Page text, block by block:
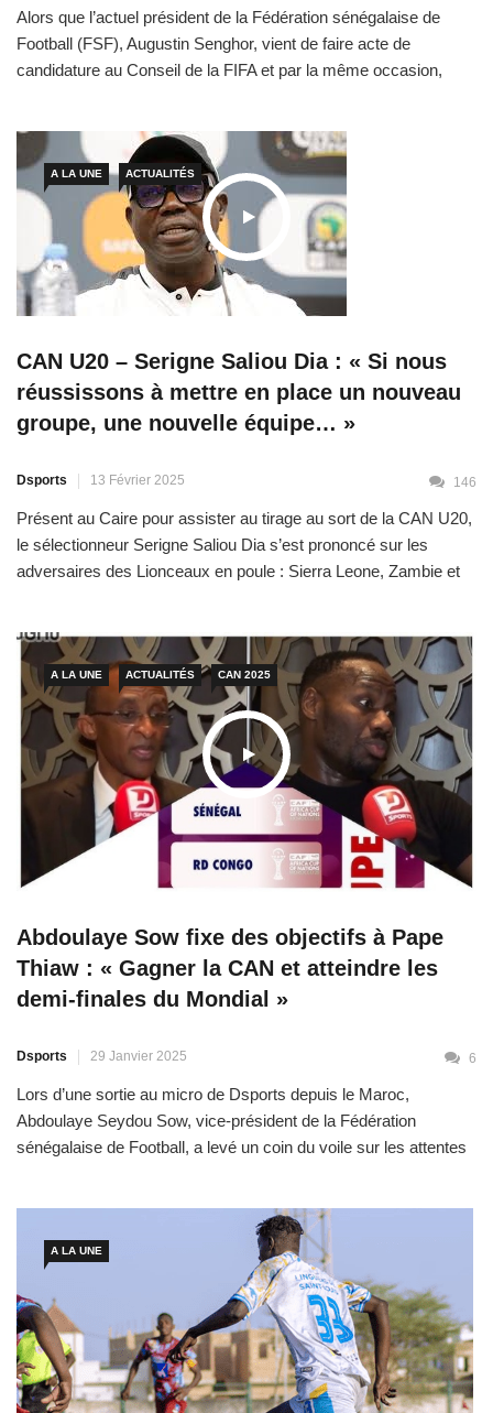
Alors que l’actuel président de la Fédération sénégalaise de
Football (FSF), Augustin Senghor, vient de faire acte de
candidature au Conseil de la FIFA et par la même occasion,
présidence. Il n’est pas […]
A LA UNE ACTUALITÉS
CAN U20 – Serigne Saliou Dia : « Si nous
réussissons à mettre en place un nouveau
groupe, une nouvelle équipe… »
Dsports 13 Février 2025 146
Présent au Caire pour assister au tirage au sort de la CAN U20,
le sélectionneur Serigne Saliou Dia s’est prononcé sur les
adversaires des Lionceaux en poule : Sierra Leone, Zambie et
autres, car je ne […]
A LA UNE ACTUALITÉS CAN 2025
Abdoulaye Sow fixe des objectifs à Pape
Thiaw : « Gagner la CAN et atteindre les
demi-finales du Mondial »
Dsports 29 Janvier 2025 6
Lors d’une sortie au micro de Dsports depuis le Maroc,
Abdoulaye Seydou Sow, vice-président de la Fédération
sénégalaise de Football, a levé un coin du voile sur les attentes
intervention révèle les ambitions élevées de […]
A LA UNE